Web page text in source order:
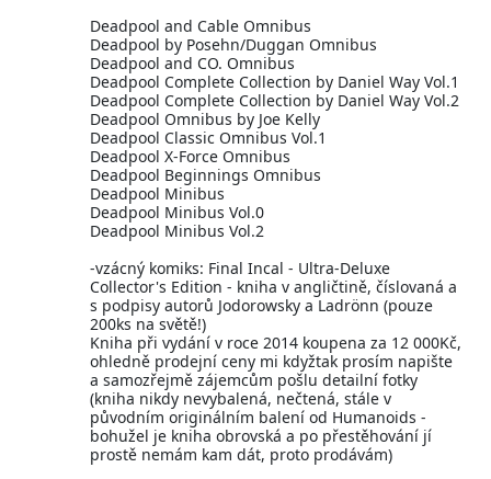
Deadpool and Cable Omnibus
Deadpool by Posehn/Duggan Omnibus
Deadpool and CO. Omnibus
Deadpool Complete Collection by Daniel Way Vol.1
Deadpool Complete Collection by Daniel Way Vol.2
Deadpool Omnibus by Joe Kelly
Deadpool Classic Omnibus Vol.1
Deadpool X-Force Omnibus
Deadpool Beginnings Omnibus
Deadpool Minibus
Deadpool Minibus Vol.0
Deadpool Minibus Vol.2
-vzácný komiks: Final Incal - Ultra-Deluxe
Collector's Edition - kniha v angličtině, číslovaná a
s podpisy autorů Jodorowsky a Ladrönn (pouze
200ks na světě!)
Kniha při vydání v roce 2014 koupena za 12 000Kč,
ohledně prodejní ceny mi kdyžtak prosím napište
a samozřejmě zájemcům pošlu detailní fotky
(kniha nikdy nevybalená, nečtená, stále v
původním originálním balení od Humanoids -
bohužel je kniha obrovská a po přestěhování jí
prostě nemám kam dát, proto prodávám)